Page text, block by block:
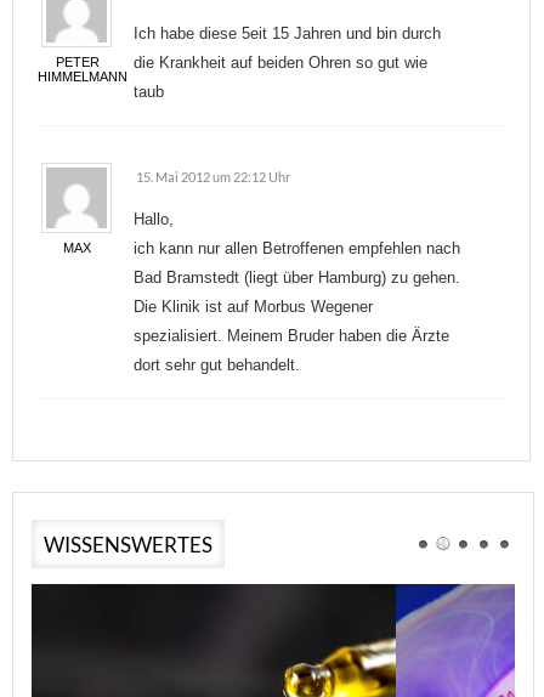
PETER
HIMMELMANN
Ich habe diese 5eit 15 Jahren und bin durch
die Krankheit auf beiden Ohren so gut wie
taub
MAX
15. Mai 2012 um 22:12 Uhr
Hallo,
ich kann nur allen Betroffenen empfehlen nach
Bad Bramstedt (liegt über Hamburg) zu gehen.
Die Klinik ist auf Morbus Wegener
spezialisiert. Meinem Bruder haben die Ärzte
dort sehr gut behandelt.
WISSENSWERTES